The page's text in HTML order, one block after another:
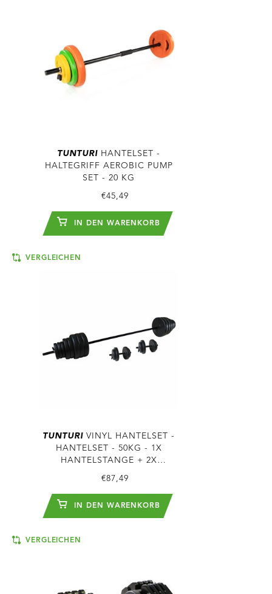
TUNTURI HANTELSET -
HALTEGRIFF AEROBIC PUMP
SET - 20 KG
€45,49
IN DEN WARENKORB
VERGLEICHEN
TUNTURI VINYL HANTELSET -
HANTELSET - 50KG - 1X
HANTELSTANGE + 2X
UND SCHÄKEL
€87,49
IN DEN WARENKORB
VERGLEICHEN